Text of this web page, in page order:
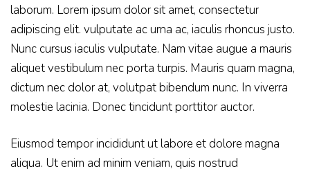
laborum. Lorem ipsum dolor sit amet, consectetur
adipiscing elit. vulputate ac urna ac, iaculis rhoncus justo.
Nunc cursus iaculis vulputate. Nam vitae augue a mauris
aliquet vestibulum nec porta turpis. Mauris quam magna,
dictum nec dolor at, volutpat bibendum nunc. In viverra
molestie lacinia. Donec tincidunt porttitor auctor.
Eiusmod tempor incididunt ut labore et dolore magna
aliqua. Ut enim ad minim veniam, quis nostrud